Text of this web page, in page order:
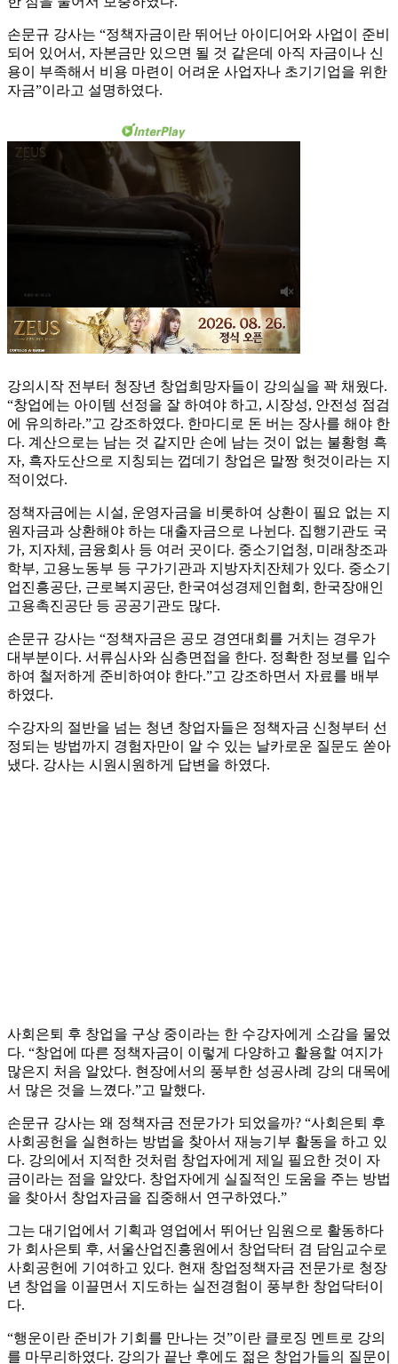
손문규 강사는 “정책자금이란 뛰어난 아이디어와 사업이 준비
되어 있어서, 자본금만 있으면 될 것 같은데 아직 자금이나 신
용이 부족해서 비용 마련이 어려운 사업자나 초기기업을 위한
자금”이라고 설명하였다.
강의시작 전부터 청장년 창업희망자들이 강의실을 꽉 채웠다.
“창업에는 아이템 선정을 잘 하여야 하고, 시장성, 안전성 점검
에 유의하라.”고 강조하였다. 한마디로 돈 버는 장사를 해야 한
다. 계산으로는 남는 것 같지만 손에 남는 것이 없는 불황형 흑
자, 흑자도산으로 지칭되는 껍데기 창업은 말짱 헛것이라는 지
적이었다.
정책자금에는 시설, 운영자금을 비롯하여 상환이 필요 없는 지
원자금과 상환해야 하는 대출자금으로 나뉜다. 집행기관도 국
가, 지자체, 금융회사 등 여러 곳이다. 중소기업청, 미래창조과
학부, 고용노동부 등 구가기관과 지방자치잔체가 있다. 중소기
업진흥공단, 근로복지공단, 한국여성경제인협회, 한국장애인
고용촉진공단 등 공공기관도 많다.
손문규 강사는 “정책자금은 공모 경연대회를 거치는 경우가
대부분이다. 서류심사와 심층면접을 한다. 정확한 정보를 입수
하여 철저하게 준비하여야 한다.”고 강조하면서 자료를 배부
하였다.
수강자의 절반을 넘는 청년 창업자들은 정책자금 신청부터 선
정되는 방법까지 경험자만이 알 수 있는 날카로운 질문도 쏟아
냈다. 강사는 시원시원하게 답변을 하였다.
사회은퇴 후 창업을 구상 중이라는 한 수강자에게 소감을 물었
다. “창업에 따른 정책자금이 이렇게 다양하고 활용할 여지가
많은지 처음 알았다. 현장에서의 풍부한 성공사례 강의 대목에
서 많은 것을 느꼈다.”고 말했다.
손문규 강사는 왜 정책자금 전문가가 되었을까? “사회은퇴 후
사회공헌을 실현하는 방법을 찾아서 재능기부 활동을 하고 있
다. 강의에서 지적한 것처럼 창업자에게 제일 필요한 것이 자
금이라는 점을 알았다. 창업자에게 실질적인 도움을 주는 방법
을 찾아서 창업자금을 집중해서 연구하였다.”
그는 대기업에서 기획과 영업에서 뛰어난 임원으로 활동하다
가 회사은퇴 후, 서울산업진흥원에서 창업닥터 겸 담임교수로
사회공헌에 기여하고 있다. 현재 창업정책자금 전문가로 청장
년 창업을 이끌면서 지도하는 실전경험이 풍부한 창업닥터이
다.
“행운이란 준비가 기회를 만나는 것”이란 클로징 멘트로 강의
를 마무리하였다. 강의가 끝난 후에도 젊은 창업가들의 질문이